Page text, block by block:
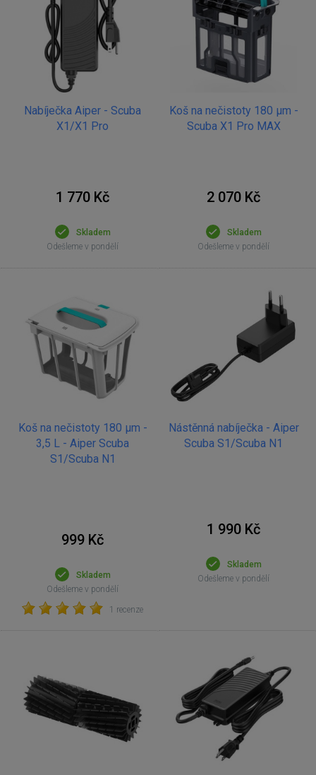
Nabíječka Aiper - Scuba
X1/X1 Pro
1 770 Kč
Skladem
Odešleme v pondělí
Koš na nečistoty 180 µm -
Scuba X1 Pro MAX
2 070 Kč
Skladem
Odešleme v pondělí
Koš na nečistoty 180 µm -
3,5 L - Aiper Scuba
S1/Scuba N1
999 Kč
Skladem
Odešleme v pondělí
1 recenze
Nástěnná nabíječka - Aiper
Scuba S1/Scuba N1
1 990 Kč
Skladem
Odešleme v pondělí